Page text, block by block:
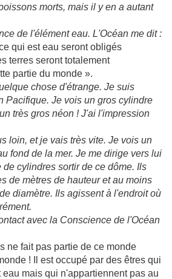
morts, mais il y en a autant
de l'élément eau. L'Océan me dit :
qui est eau seront obligés
terres seront totalement
partie du monde ».
chose d'étrange. Je suis
Pacifique. Je vois un gros cylindre
très gros néon ! J'ai l'impression
loin, et je vais très vite. Je vois un
fond de la mer. Je me dirige vers lui
cylindres sortir de ce dôme. Ils
de mètres de hauteur et au moins
diamètre. Ils agissent à l'endroit où
avec la Conscience de l'Océan
ne fait pas partie de ce monde
! Il est occupé par des êtres qui
mais qui n'appartiennent pas au